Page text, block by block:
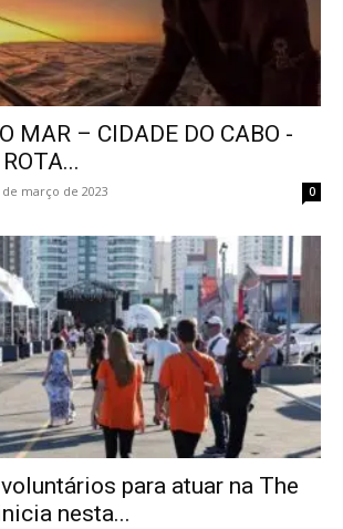
MAR – CIDADE DO CABO -
de março de 2023 0
para atuar na The
nesta...